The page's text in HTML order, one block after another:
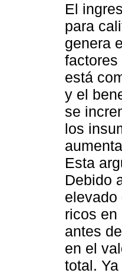
El
para
genera
factores
está
y el
se
los
Esta
Debido
elevado
ricos en
antes
en el
total.